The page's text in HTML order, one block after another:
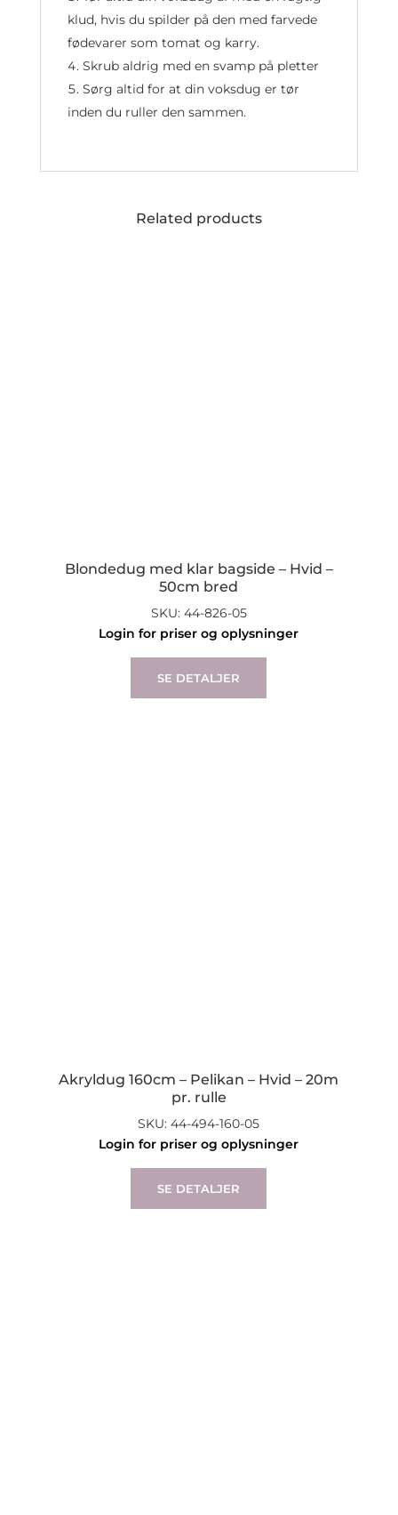
klud, hvis du spilder på den med farvede
fødevarer som tomat og karry.
Skrub aldrig med en svamp på pletter
Sørg altid for at din voksdug er tør
inden du ruller den sammen.
Related products
Blondedug med klar bagside – Hvid –
50cm bred
SKU: 44-826-05
Login for priser og oplysninger
SE DETALJER
Akryldug 160cm – Pelikan – Hvid – 20m
pr. rulle
SKU: 44-494-160-05
Login for priser og oplysninger
SE DETALJER